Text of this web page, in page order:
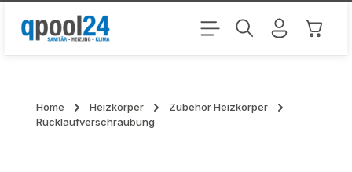
Zum Hauptinhalt springen
Home Heizkörper
Zubehör Heizkörper
Rücklaufverschraubung